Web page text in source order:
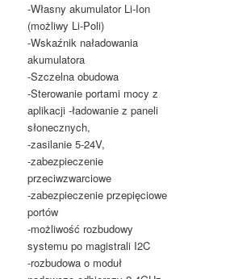
-Własny akumulator Li-Ion
(możliwy Li-Poli)
-Wskaźnik naładowania
akumulatora
-Szczelna obudowa
-Sterowanie portami mocy z
aplikacji -ładowanie z paneli
słonecznych,
-zasilanie 5-24V,
-zabezpieczenie
przeciwzwarciowe
-zabezpieczenie przepięciowe
portów
-możliwość rozbudowy
systemu po magistrali I2C
-rozbudowa o moduł